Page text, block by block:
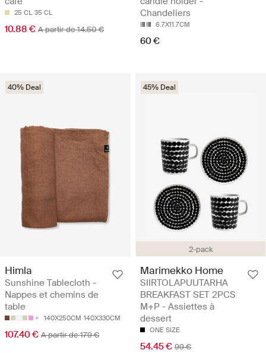
25 CL 35 CL
10.88 € A partir de 14.50 €
Chandeliers
6.7X11.7CM
60 €
40% Deal
Himla
Sunshine Tablecloth -
Nappes et chemins de
table
140X250CM 140X330CM
107.40 € A partir de 179 €
2-pack
45% Deal
Marimekko Home
SIIRTOLAPUUTARHA
BREAKFAST SET 2PCS
M+P - Assiettes à
dessert
ONE SIZE
54.45 € 99 €